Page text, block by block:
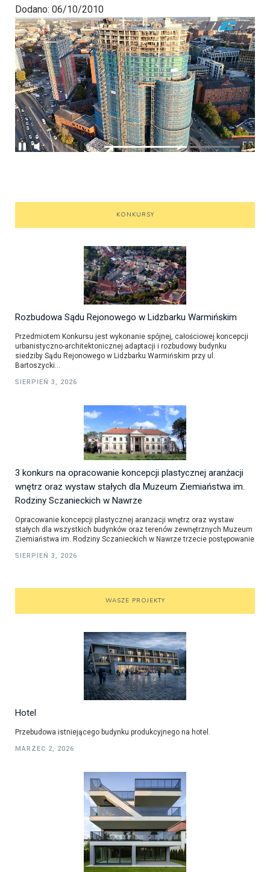
Dodano: 06/10/2010
KONKURSY
Rozbudowa Sądu Rejonowego w Lidzbarku Warmińskim
Przedmiotem Konkursu jest wykonanie spójnej, całościowej koncepcji
urbanistyczno-architektonicznej adaptacji i rozbudowy budynku
siedziby Sądu Rejonowego w Lidzbarku Warmińskim przy ul.
Bartoszycki...
SIERPIEŃ 3, 2026
3 konkurs na opracowanie koncepcji plastycznej aranżacji
wnętrz oraz wystaw stałych dla Muzeum Ziemiaństwa im.
Rodziny Sczanieckich w Nawrze
Opracowanie koncepcji plastycznej aranżacji wnętrz oraz wystaw
stałych dla wszystkich budynków oraz terenów zewnętrznych Muzeum
Ziemiaństwa im. Rodziny Sczanieckich w Nawrze trzecie postępowanie
SIERPIEŃ 3, 2026
WASZE PROJEKTY
Hotel
Przebudowa istniejącego budynku produkcyjnego na hotel.
MARZEC 2, 2026